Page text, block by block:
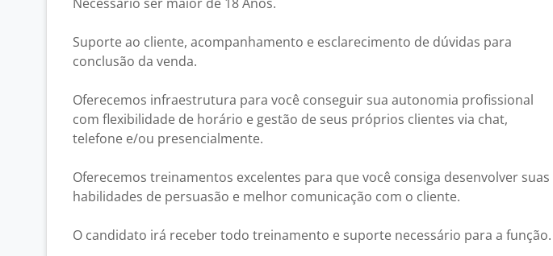
Suporte ao cliente, acompanhamento e esclarecimento de dúvidas para
conclusão da venda.
Oferecemos infraestrutura para você conseguir sua autonomia profissional
com flexibilidade de horário e gestão de seus próprios clientes via chat,
telefone e/ou presencialmente.
Oferecemos treinamentos excelentes para que você consiga desenvolver suas
habilidades de persuasão e melhor comunicação com o cliente.
O candidato irá receber todo treinamento e suporte necessário para a função.